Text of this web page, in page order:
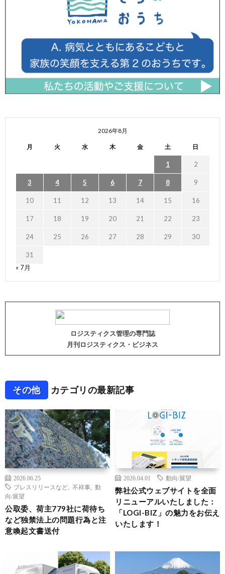
2026年8月
月 火 水 木 金 土 日
1 2
3 4 5 6 7 8 9
10 11 12 13 14 15 16
17 18 19 20 21 22 23
24 25 26 27 28 29 30
31
« 7月
ロジスティクス管理の専門誌
月刊ロジスティクス・ビジネス
その他 カテゴリの最新記事
2026.06.25
プレスリリースなど
不祥事
動
向/展望
公取委、荷主779社に荷待ち
など独禁法上の問題行為と注
意喚起文書送付
2026.04.01 動向/展望
弊社公式ウェブサイトを全面
リニューアルいたしました：
「LOGI-BIZ」の魅力をお伝え
いたします！